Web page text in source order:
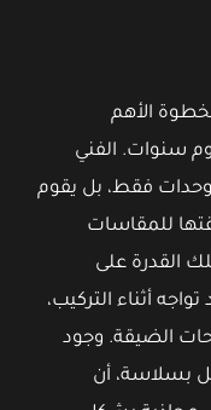
الأهم
سنوات. الفني
فقط، بل يقوم
للمقاسات
القدرة على
أثناء التركيب،
الضيقة. وجود
بسلاسة، أن